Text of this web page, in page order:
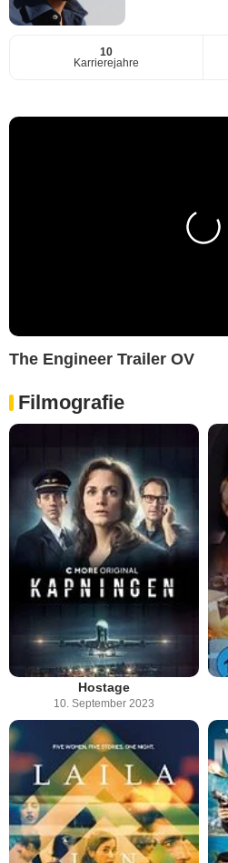
10
Karrierejahre
The Engineer Trailer OV
Filmografie
Hostage
10. September 2023